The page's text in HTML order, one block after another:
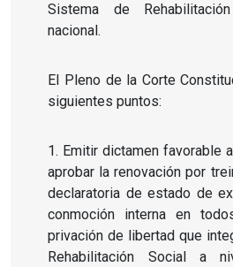
Sistema de
nacional.
El Pleno de la Corte
siguientes puntos:
1. Emitir dictamen favorable
aprobar la renovación por
declaratoria de estado de
conmoción interna en
privación de libertad que
Rehabilitación Social a